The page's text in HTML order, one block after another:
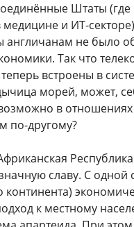
Штаты
медицине и ИТ-
не было
Так что
встроены в
морей, может,
в
по-другому?
славу. С
к местному